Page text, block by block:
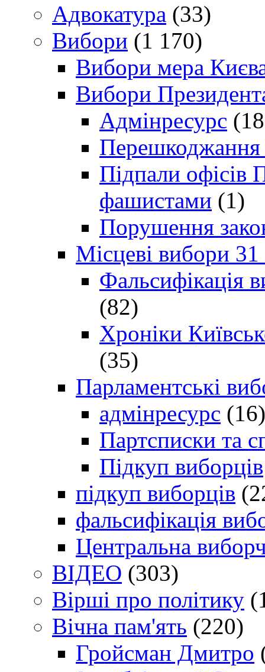
Адвокатура (33)
Вибори (1 170)
Вибори мера
Вибори
Адмінресурс
Перешкоджання
Підпали офісів
фашистами (1)
Порушення
Місцеві вибори
Фальсифікація
(82)
Хроніки
(35)
Парламентські
адмінресурс (16)
Партсписки та
Підкуп виборців
підкуп виборців
фальсифікація
Центральна
ВІДЕО (303)
Вірші про політику
Вічна пам'ять (220)
Гройсман Дмитро